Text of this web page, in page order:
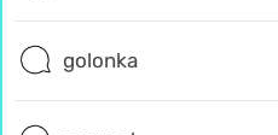
golonka